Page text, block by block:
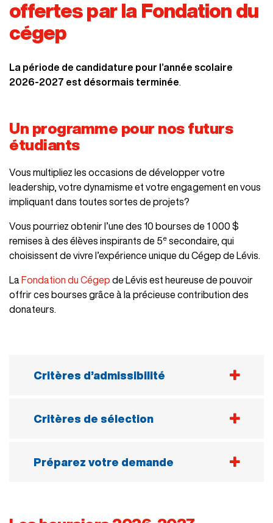
offertes par la Fondation du
cégep
La période de candidature pour l’année scolaire
2026-2027 est désormais terminée
Un programme pour nos futurs
étudiants
Vous multipliez les occasions de développer votre
leadership, votre dynamisme et votre engagement en vous
impliquant dans toutes sortes de projets?
Vous pourriez obtenir l’une des 10 bourses de 1 000 $
remises à des élèves inspirants de 5e secondaire, qui
choisissent de vivre l’expérience unique du Cégep de Lévis.
La Fondation du Cégep de Lévis est heureuse de pouvoir
offrir ces bourses grâce à la précieuse contribution des
donateurs.
Critères d’admissibilité
secondaires.
Critères de sélection
Vos motivations à étudier au Cégep de
Préparez votre demande
sélection.